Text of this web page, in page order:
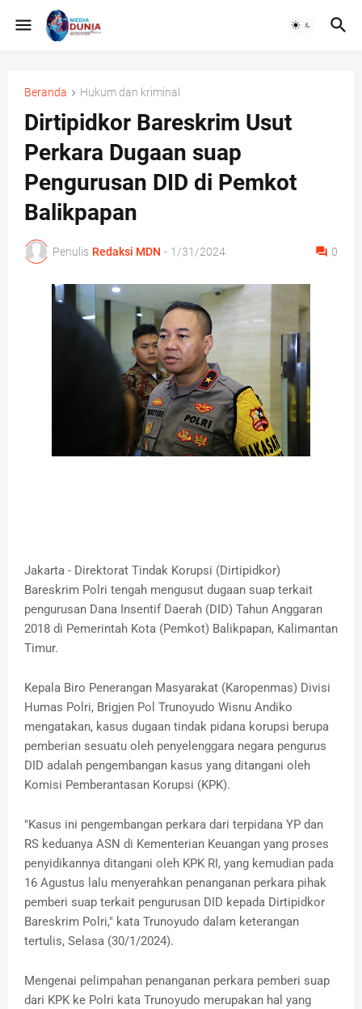
Beranda Hukum dan kriminal
Dirtipidkor Bareskrim Usut
Perkara Dugaan suap
Pengurusan DID di Pemkot
Balikpapan
Penulis Redaksi MDN - 1/31/2024 0
Jakarta - Direktorat Tindak Korupsi (Dirtipidkor)
Bareskrim Polri tengah mengusut dugaan suap terkait
pengurusan Dana Insentif Daerah (DID) Tahun Anggaran
2018 di Pemerintah Kota (Pemkot) Balikpapan, Kalimantan
Timur.
Kepala Biro Penerangan Masyarakat (Karopenmas) Divisi
Humas Polri, Brigjen Pol Trunoyudo Wisnu Andiko
mengatakan, kasus dugaan tindak pidana korupsi berupa
pemberian sesuatu oleh penyelenggara negara pengurus
DID adalah pengembangan kasus yang ditangani oleh
Komisi Pemberantasan Korupsi (KPK).
"Kasus ini pengembangan perkara dari terpidana YP dan
RS keduanya ASN di Kementerian Keuangan yang proses
penyidikannya ditangani oleh KPK RI, yang kemudian pada
16 Agustus lalu menyerahkan penanganan perkara pihak
pemberi suap terkait pengurusan DID kepada Dirtipidkor
Bareskrim Polri," kata Trunoyudo dalam keterangan
tertulis, Selasa (30/1/2024).
Mengenai pelimpahan penanganan perkara pemberi suap
dari KPK ke Polri kata Trunoyudo merupakan hal yang